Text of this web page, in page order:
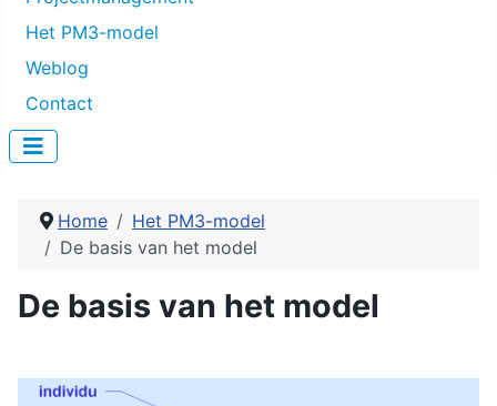
Het PM3-model
Weblog
Contact
Home
Het PM3-model
De basis van het model
De basis van het model